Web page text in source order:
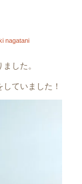
nagatani
した。
ていました！